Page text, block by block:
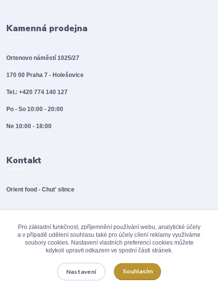
Kamenná prodejna
Ortenovo náměstí 1025/27
170 00 Praha 7 - Holešovice
Tel.: +420 774 140 127
Po - So 10:00 - 20:00
Ne 10:00 - 18:00
Kontakt
Orient food - Chut' slince
Pro základní funkčnost, zpříjemnění používání webu, analytické účely
a v případě udělení souhlasu také pro účely cílení reklamy využíváme
soubory cookies. Nastavení vlastních preferencí cookies můžete
kdykoli upravit odkazem ve spodní části stránek.
Nastavení Souhlasím